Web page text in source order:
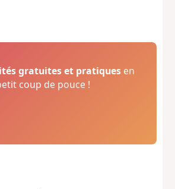
gratuites et pratiques en
coup de pouce !